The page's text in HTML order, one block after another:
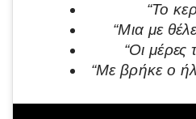
“Το
“Μια με
“Οι μέρες
“Με βρήκε ο